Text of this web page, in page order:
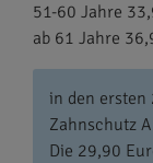
51-60 Jahre
ab 61 Jahre
in den ersten
Zahnschutz
Die 29,90